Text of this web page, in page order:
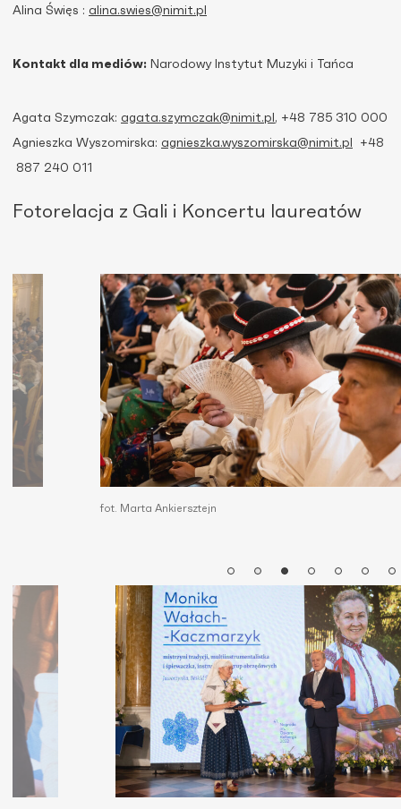
Alina Święs : alina.swies@nimit.pl
Kontakt dla mediów: Narodowy Instytut Muzyki i Tańca
Agata Szymczak: agata.szymczak@nimit.pl , +48 785 310 000
Agnieszka Wyszomirska: agnieszka.wyszomirska@nimit.pl
+48
887 240 011
Fotorelacja z Gali i Koncertu laureatów
fot. Marta Ankiersztejn